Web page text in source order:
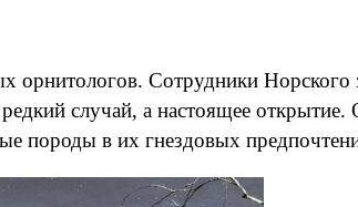
Сотрудники Норского
случай, а настоящее
породы в их гнездовых